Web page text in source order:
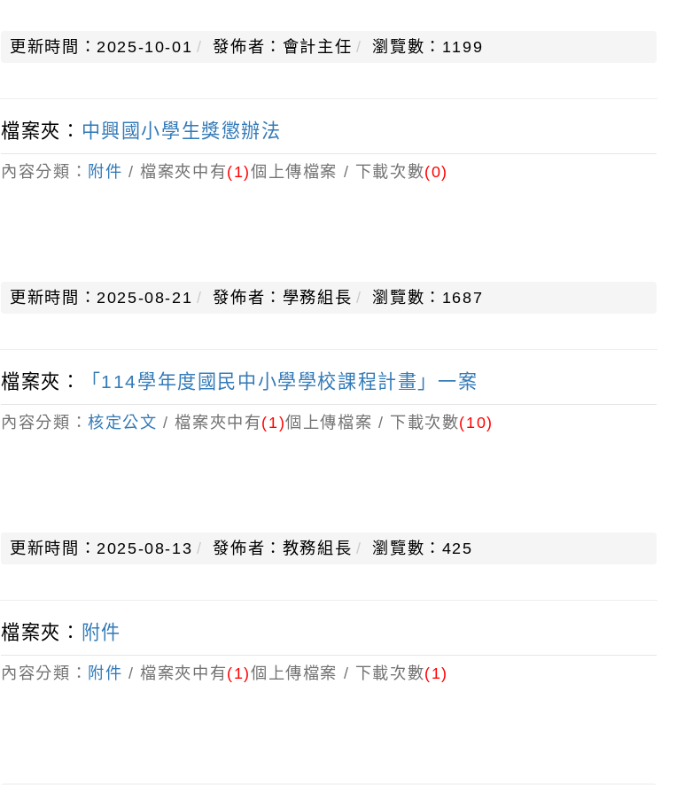
更新時間：2025-10-01 發佈者：會計主任 瀏覽數：1199
檔案夾： 中興國小學生獎懲辦法
內容分類： 附件 / 檔案夾中有(1)個上傳檔案 / 下載次數(0)
更新時間：2025-08-21 發佈者：學務組長 瀏覽數：1687
檔案夾： 「114學年度國民中小學學校課程計畫」一案
內容分類：核定公文 / 檔案夾中有(1)個上傳檔案 / 下載次數(10)
更新時間：2025-08-13 發佈者：教務組長 瀏覽數：425
檔案夾： 附件
內容分類： 附件 / 檔案夾中有(1)個上傳檔案 / 下載次數(1)